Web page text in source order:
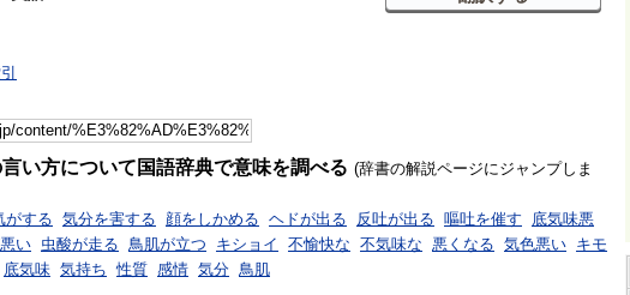
い方について国語辞典で意味を調べる (辞書の解説ページにジャンプしま
がする 気分を害する 顔をしかめる ヘドが出る 反吐が出る 嘔吐を催す
底気味悪
い 虫酸が走る 鳥肌が立つ キショイ 不愉快な 不気味な 悪くなる 気色悪い キモ
底気味 気持ち 性質 感情 気分 鳥肌